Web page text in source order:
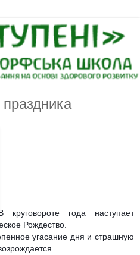
круговороте года наступает
Рождество.
угасание дня и страшную